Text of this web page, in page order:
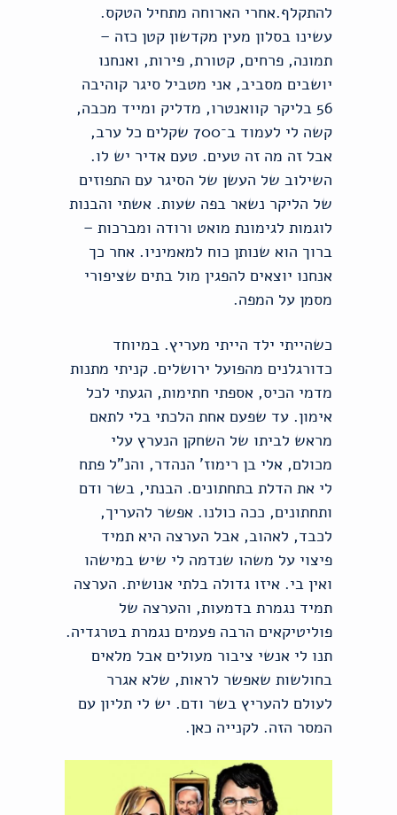
להתקלף.אחרי הארוחה מתחיל הטקס.
עשינו בסלון מעין מקדשון קטן כזה –
תמונה, פרחים, קטורת, פירות, ואנחנו
יושבים מסביב, אני מטביל סיגר קוהיבה
56 בליקר קוואנטרו, מדליק ומייד מכבה,
קשה לי לעמוד ב־700 שקלים כל ערב,
אבל זה מה זה טעים. טעם אדיר יש לו.
השילוב של העשן של הסיגר עם התפוזים
של הליקר נשאר בפה שעות. אשתי והבנות
לוגמות לגימונת מואט ורודה ומברכות –
ברוך הוא שנותן כוח למאמיניו. אחר כך
אנחנו יוצאים להפגין מול בתים שציפורי
מסמן על המפה.
כשהייתי ילד הייתי מעריץ. במיוחד
כדורגלנים מהפועל ירושלים. קניתי מתנות
מדמי הכיס, אספתי חתימות, הגעתי לכל
אימון. עד שפעם אחת הלכתי בלי לתאם
מראש לביתו של השחקן הנערץ עלי
מכולם, אלי בן רימוז' הנהדר, והנ"ל פתח
לי את הדלת בתחתונים. הבנתי, בשר ודם
ותחתונים, ככה כולנו. אפשר להעריך,
לכבד, לאהוב, אבל הערצה היא תמיד
פיצוי על משהו שנדמה לי שיש במישהו
ואין בי. איזו גדולה בלתי אנושית. הערצה
תמיד נגמרת בדמעות, והערצה של
פוליטיקאים הרבה פעמים נגמרת בטרגדיה.
תנו לי אנשי ציבור מעולים אבל מלאים
בחולשות שאפשר לראות, שלא אגרר
לעולם להעריץ בשר ודם. יש לי תליון עם
המסר הזה. לקנייה כאן.